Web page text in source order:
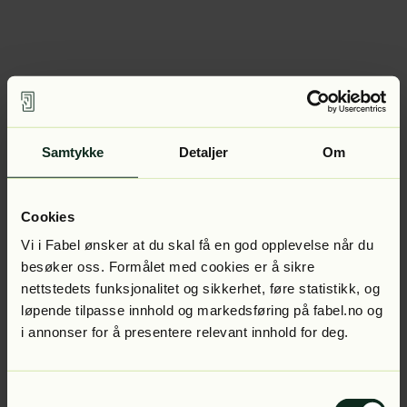
Samtykke Detaljer Om
Cookies
Vi i Fabel ønsker at du skal få en god opplevelse når du
besøker oss. Formålet med cookies er å sikre
nettstedets funksjonalitet og sikkerhet, føre statistikk, og
løpende tilpasse innhold og markedsføring på fabel.no og
i annonser for å presentere relevant innhold for deg.